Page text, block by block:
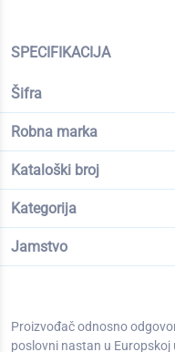
SPECIFIKACIJA
Šifra
Robna marka
Kataloški broj
Kategorija
Jamstvo
Proizvođač odnosno
poslovni nastan u